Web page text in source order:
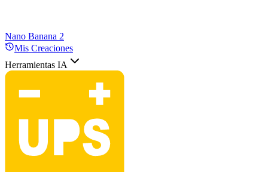
Nano Banana 2
Mis Creaciones
Herramientas IA